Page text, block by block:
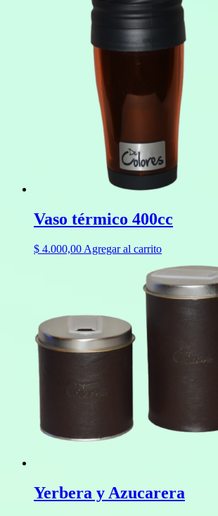
Vaso térmico 400cc
$ 4.000,00 Agregar al carrito
Yerbera y Azucarera